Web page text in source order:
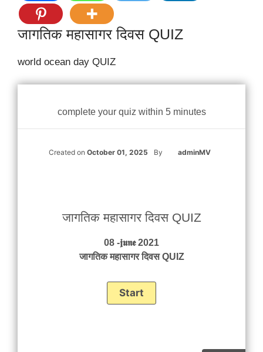
जागतिक महासागर दिवस QUIZ
world ocean day QUIZ
complete your quiz within 5 minutes
Created on October 01, 2025 By adminMV
जागतिक महासागर दिवस QUIZ
08 -𝖏𝖚𝖓𝖊 2021
जागतिक महासागर दिवस QUIZ